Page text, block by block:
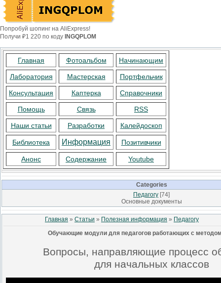
Попробуй шопинг на AliExpress!
Получи ₽1 220 по коду INGQPLOM
Главная Фотоальбом Начинающим
Лаборатория Мастерская Портфельчик
Консультация Каптерка Справочники
Помощь Связь RSS
Наши статьи Разработки Калейдоскоп
Библиотека Информация Позитивчики
Анонс Содержание Youtube
Categories
Педагогу [74]
Основные документы
Главная » Статьи » Полезная информация » Педагогу
Обучающие модули для педагогов работающих с
Вопросы, направляющие процесс
для начальных классов